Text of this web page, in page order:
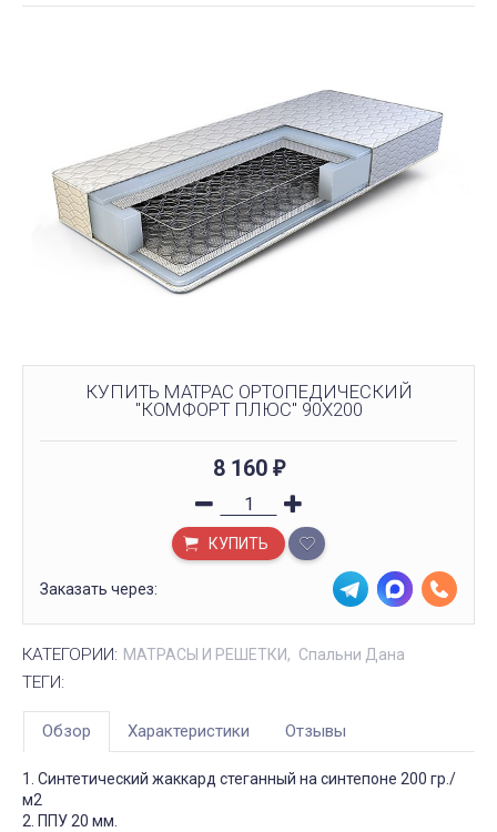
КУПИТЬ МАТРАC ОРТОПЕДИЧЕСКИЙ
"КОМФОРТ ПЛЮС" 90X200
8 160 ₽
КУПИТЬ
Заказать через:
КАТЕГОРИИ: МАТРАCЫ И РЕШЕТКИ Спальни Дана
ТЕГИ:
Обзор Характеристики Отзывы
1. Синтетический жаккард стеганный на синтепоне 200 гр./
м2
2. ППУ 20 мм.